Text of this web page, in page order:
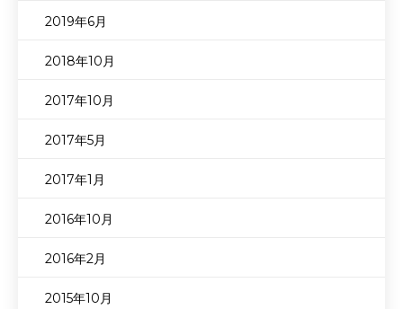
2019年6月
2018年10月
2017年10月
2017年5月
2017年1月
2016年10月
2016年2月
2015年10月